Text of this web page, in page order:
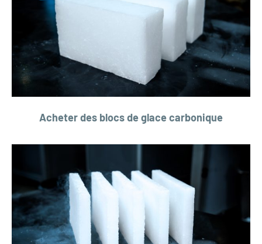
Acheter des blocs de glace carbonique